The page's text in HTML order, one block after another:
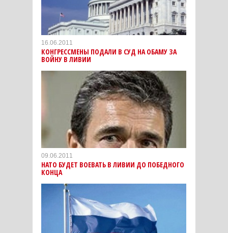
16.06.2011
КОНГРЕССМЕНЫ ПОДАЛИ В СУД НА ОБАМУ ЗА
ВОЙНУ В ЛИВИИ
09.06.2011
НАТО БУДЕТ ВОЕВАТЬ В ЛИВИИ ДО ПОБЕДНОГО
КОНЦА